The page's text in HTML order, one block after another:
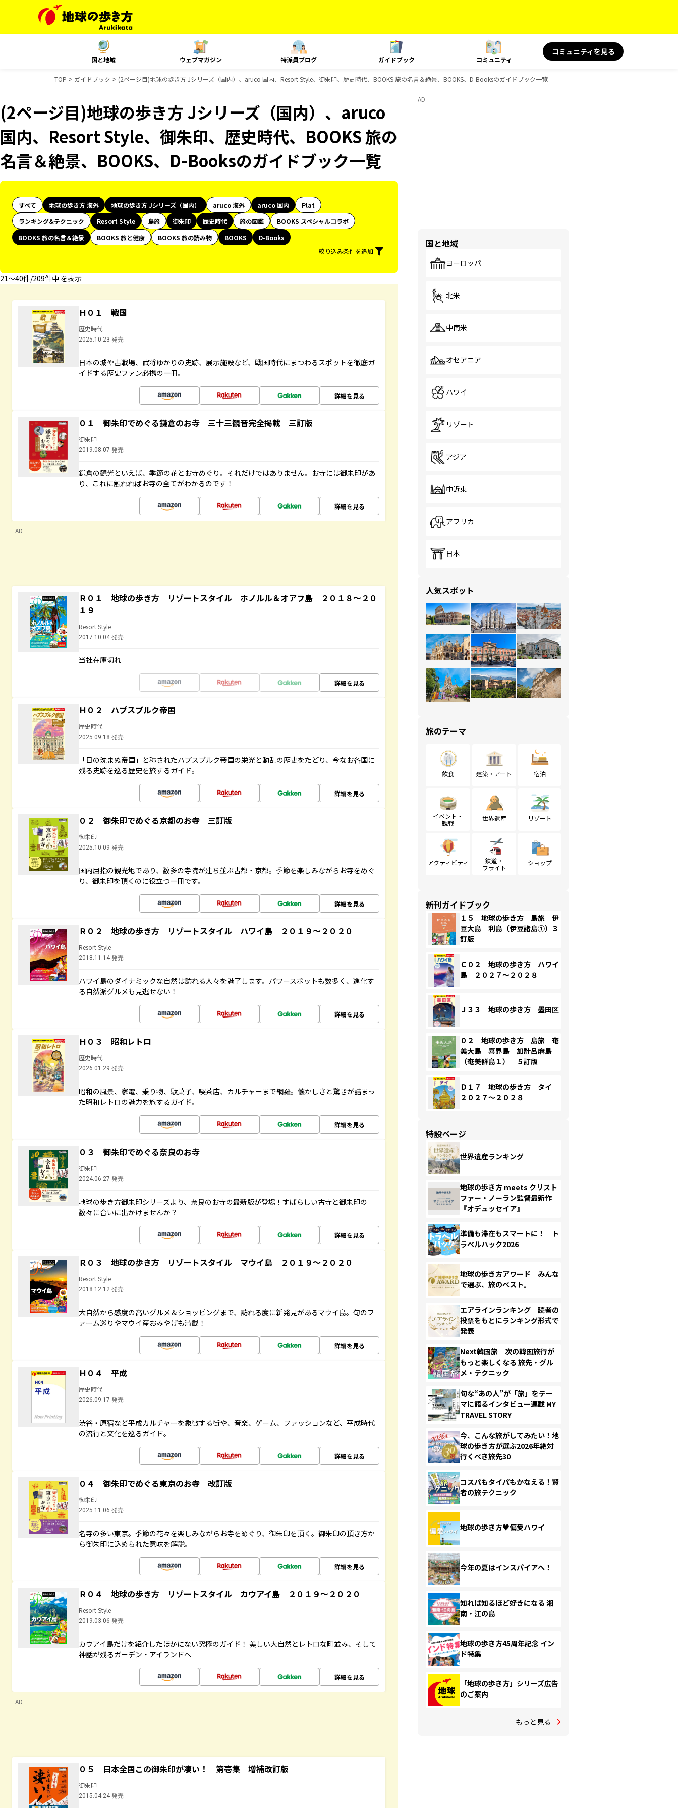
国と地域 ウェブマガジン 特派員ブログ ガイドブック コミュニティ
コミュニティを見る
TOP ガイドブック (2ページ目)地球の歩き方 Jシリーズ（国内）、aruco 国内、Resort Style、御朱印、歴史時代、BOOKS 旅の名言＆絶景、BOOKS、D-Booksのガイドブック一覧
(2ページ目)地球の歩き方 Jシリーズ（国内）、aruco
国内、Resort Style、御朱印、歴史時代、BOOKS 旅の
名言＆絶景、BOOKS、D-Booksのガイドブック一覧
すべて 地球の歩き方 海外 地球の歩き方 Jシリーズ（国内） aruco 海外 aruco 国内
Plat
ランキング&テクニック
Resort Style 島旅 御朱印 歴史時代 旅の図鑑
BOOKS スペシャルコラボ
BOOKS 旅の名言＆絶景
BOOKS 旅と健康 BOOKS 旅の読み物 BOOKS
D-Books
絞り込み条件を追加
21〜40件/209件中 を表示
Ｈ０１ 戦国
歴史時代
2025.10.23 発売
日本の城や古戦場、武将ゆかりの史跡、展示施設など、戦国時代にまつわるスポットを徹底ガ
イドする歴史ファン必携の一冊。
詳細を見る
０１ 御朱印でめぐる鎌倉のお寺 三十三観音完全掲載 三訂版
御朱印
2019.08.07 発売
鎌倉の観光といえば、季節の花とお寺めぐり。それだけではありません。お寺には御朱印があ
り、これに触れればお寺の全てがわかるのです！
詳細を見る
AD
Ｒ０１ 地球の歩き方 リゾートスタイル ホノルル＆オアフ島 ２０１８～２０
１９
Resort Style
2017.10.04 発売
当社在庫切れ
詳細を見る
Ｈ０２ ハプスブルク帝国
歴史時代
2025.09.18 発売
「日の沈まぬ帝国」と称されたハプスブルク帝国の栄光と動乱の歴史をたどり、今なお各国に
残る史跡を巡る歴史を旅するガイド。
詳細を見る
０２ 御朱印でめぐる京都のお寺 三訂版
御朱印
2025.10.09 発売
国内屈指の観光地であり、数多の寺院が建ち並ぶ古都・京都。季節を楽しみながらお寺をめぐ
り、御朱印を頂くのに役立つ一冊です。
詳細を見る
Ｒ０２ 地球の歩き方 リゾートスタイル ハワイ島 ２０１９～２０２０
Resort Style
2018.11.14 発売
ハワイ島のダイナミックな自然は訪れる人々を魅了します。パワースポットも数多く、進化す
る自然派グルメも見逃せない！
詳細を見る
Ｈ０３ 昭和レトロ
歴史時代
2026.01.29 発売
昭和の風景、家電、乗り物、駄菓子、喫茶店、カルチャーまで網羅。懐かしさと驚きが詰まっ
た昭和レトロの魅力を旅するガイド。
詳細を見る
０３ 御朱印でめぐる奈良のお寺
御朱印
2024.06.27 発売
地球の歩き方御朱印シリーズより、奈良のお寺の最新版が登場！すばらしい古寺と御朱印の
数々に合いに出かけませんか？
詳細を見る
Ｒ０３ 地球の歩き方 リゾートスタイル マウイ島 ２０１９～２０２０
Resort Style
2018.12.12 発売
大自然から感度の高いグルメ＆ショッピングまで、訪れる度に新発見があるマウイ島。旬のフ
ァーム巡りやマウイ産おみやげも満載！
詳細を見る
Ｈ０４ 平成
歴史時代
2026.09.17 発売
渋谷・原宿など平成カルチャーを象徴する街や、音楽、ゲーム、ファッションなど、平成時代
の流行と文化を巡るガイド。
詳細を見る
０４ 御朱印でめぐる東京のお寺 改訂版
御朱印
2025.11.06 発売
名寺の多い東京。季節の花々を楽しみながらお寺をめぐり、御朱印を頂く。御朱印の頂き方か
ら御朱印に込められた意味を解説。
詳細を見る
Ｒ０４ 地球の歩き方 リゾートスタイル カウアイ島 ２０１９～２０２０
Resort Style
2019.03.06 発売
カウアイ島だけを紹介したほかにない究極のガイド！ 美しい大自然とレトロな町並み、そして
神話が残るガーデン・アイランドへ
詳細を見る
AD
０５ 日本全国この御朱印が凄い！ 第壱集 増補改訂版
御朱印
2015.04.24 発売
AD
国と地域
ヨーロッパ
北米
中南米
オセアニア
ハワイ
リゾート
アジア
中近東
アフリカ
日本
人気スポット
旅のテーマ
飲食 建築・アート 宿泊
イベント・
観戦
世界遺産 リゾート
アクティビティ
鉄道・
フライト
ショップ
新刊ガイドブック
１５ 地球の歩き方 島旅 伊
豆大島 利島（伊豆諸島①）３
訂版
Ｃ０２ 地球の歩き方 ハワイ
島 ２０２７～２０２８
Ｊ３３ 地球の歩き方 墨田区
０２ 地球の歩き方 島旅 奄
美大島 喜界島 加計呂麻島
（奄美群島１） ５訂版
Ｄ１７ 地球の歩き方 タイ
２０２７～２０２８
特設ページ
世界遺産ランキング
地球の歩き方 meets クリスト
ファー・ノーラン監督最新作
『オデュッセイア』
準備も滞在もスマートに！ ト
ラベルハック2026
地球の歩き方アワード みんな
で選ぶ、旅のベスト。
エアラインランキング 読者の
投票をもとにランキング形式で
発表
Next韓国旅 次の韓国旅行が
もっと楽しくなる 旅先・グル
メ・テクニック
旬な“あの人”が「旅」をテー
マに語るインタビュー連載 MY
TRAVEL STORY
今、こんな旅がしてみたい！地
球の歩き方が選ぶ2026年絶対
行くべき旅先30
コスパもタイパもかなえる！賢
者の旅テクニック
地球の歩き方♥偏愛ハワイ
今年の夏はインスパイアへ！
知れば知るほど好きになる 湘
南・江の島
地球の歩き方45周年記念 イン
ド特集
「地球の歩き方」シリーズ広告
のご案内
もっと見る